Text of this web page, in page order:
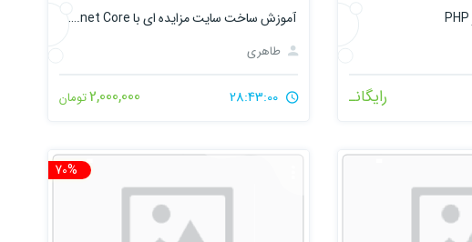
رایگانـ
آموزش ساخت سایت مزایده ای با Asp.net Core
طاهری
28:43:00
2,000,000تومان
70%